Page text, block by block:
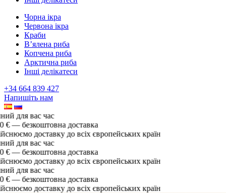
Чорна ікра
Червона ікра
Краби
В’ялена риба
Копчена риба
Арктична риба
Інші делікатеси
+34 664 839 427
Напишіть нам
для вас час
— безкоштовна доставка
доставку до всіх європейських країн
для вас час
— безкоштовна доставка
доставку до всіх європейських країн
для вас час
— безкоштовна доставка
доставку до всіх європейських країн